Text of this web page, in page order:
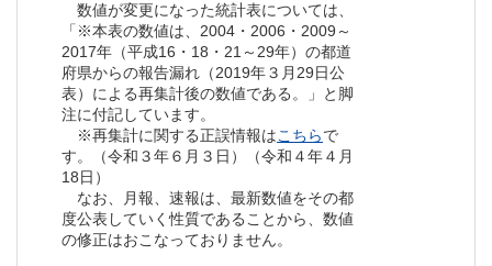
数値が変更になった統計表については、
「※本表の数値は、2004・2006・2009～
2017年（平成16・18・21～29年）の都道
府県からの報告漏れ（2019年３月29日公
表）による再集計後の数値である。」と脚
注に付記しています。
※再集計に関する正誤情報はこちらで
す。（令和３年６月３日）（令和４年４月
18日）
なお、月報、速報は、最新数値をその都
度公表していく性質であることから、数値
の修正はおこなっておりません。